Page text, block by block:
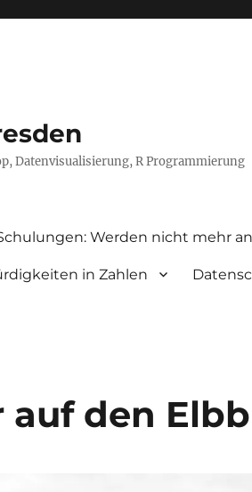
Datenvisualisierung, R Programmierung
Werden nicht mehr
in Zahlen
auf den